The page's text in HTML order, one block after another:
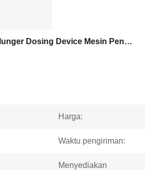
Plunger Dosing Device Mesin Penuh Penutup
Harga:
Waktu pengiriman:
Menyediakan